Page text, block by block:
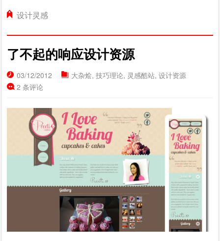
设计灵感
了不起的响应设计资源
03/12/2012 大杂烩,技巧理论, 灵感酷站,设计资源
2 条评论